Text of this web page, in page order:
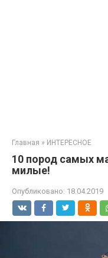
Главная » ИНТЕРЕСНОЕ
10 пород самых
милые!
Опубликовано: 18.04.2019